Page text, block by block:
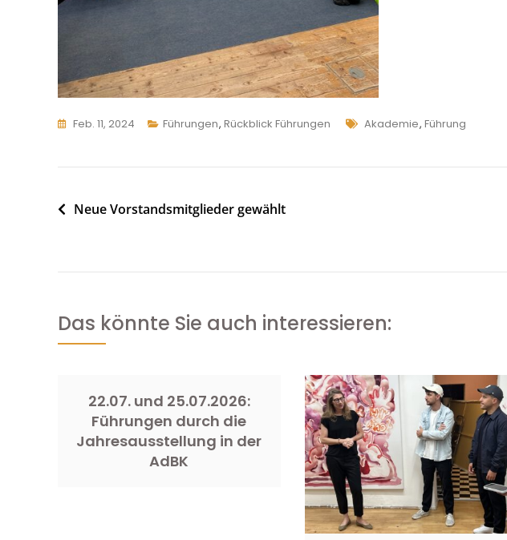
Feb. 11, 2024 Führungen, Rückblick Führungen Tags
Akademie, Führung
Beitragsnavigation
Neue Vorstandsmitglieder gewählt
Das könnte Sie auch interessieren:
22.07. und 25.07.2026:
Führungen durch die
Jahresausstellung in der
AdBK